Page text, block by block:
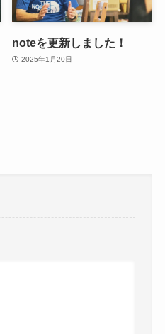
noteを更新しました！
2025年1月20日